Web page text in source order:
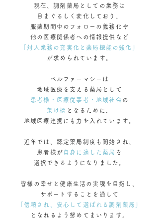
現在、調剤薬局としての業務は
目まぐるしく変化しており、
服薬期間中のフォローの義務化や
他の医療関係者への情報提供など
「対人業務の充実化と薬局機能の強化」
が求められています。
ベルファーマシーは
地域医療を支える薬局として
患者様・医療従事者・地域社会 の
架け橋 となるために、
地域医療連携 にも力を入れています。
近年では、認定薬局制度も開始され、
患者様が 自身に適した薬局 を
選択できるようになりました。
皆様の幸せと健康生活の実現を目指し、
サポートすることを通して
「信頼され、安心して選ばれる調剤薬局」
となれるよう努めてまいります。